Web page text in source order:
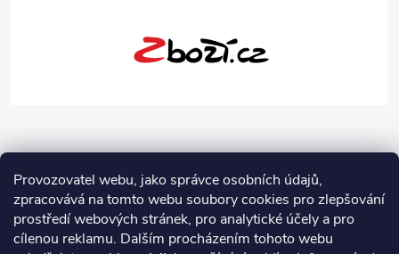
Provozovatel webu, jako správce osobních údajů,
zpracovává na tomto webu soubory cookies pro zlepšování
prostředí webových stránek, pro analytické účely a pro
cílenou reklamu. Dalším procházením tohoto webu